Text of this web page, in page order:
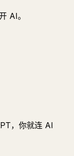
AI。
，你就连 AI